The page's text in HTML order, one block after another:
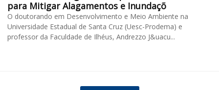
para Mitigar Alagamentos e Inundaçõ
O doutorando em Desenvolvimento e Meio Ambiente na
Universidade Estadual de Santa Cruz (Uesc-Prodema) e
professor da Faculdade de Ilhéus, Andrezzo J&uacu...